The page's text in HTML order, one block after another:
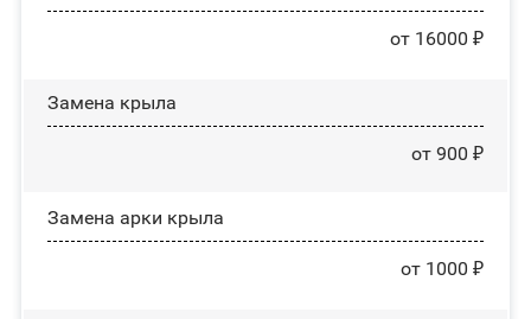
от 16000 ₽
Замена крыла
от 900 ₽
Замена арки крыла
от 1000 ₽